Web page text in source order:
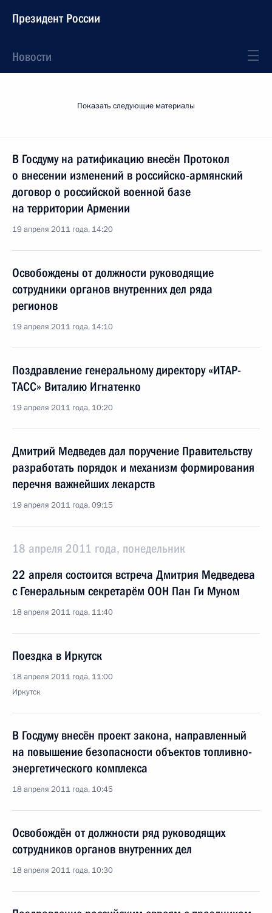
Президент России
Новости
Показать следующие материалы
В Госдуму на ратификацию внесён Протокол
о внесении изменений в российско-армянский
договор о российской военной базе
на территории Армении
19 апреля 2011 года, 14:20
Освобождены от должности руководящие
сотрудники органов внутренних дел ряда
регионов
19 апреля 2011 года, 14:10
Поздравление генеральному директору «ИТАР-
ТАСС» Виталию Игнатенко
19 апреля 2011 года, 10:20
Дмитрий Медведев дал поручение Правительству
разработать порядок и механизм формирования
перечня важнейших лекарств
19 апреля 2011 года, 09:15
18 апреля 2011 года, понедельник
22 апреля состоится встреча Дмитрия Медведева
с Генеральным секретарём ООН Пан Ги Муном
18 апреля 2011 года, 11:40
Поездка в Иркутск
18 апреля 2011 года, 11:00
Иркутск
В Госдуму внесён проект закона, направленный
на повышение безопасности объектов топливно-
энергетического комплекса
18 апреля 2011 года, 10:45
Освобождён от должности ряд руководящих
сотрудников органов внутренних дел
18 апреля 2011 года, 10:30